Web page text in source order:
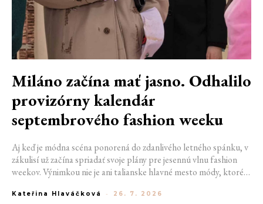
Miláno začína mať jasno. Odhalilo
provizórny kalendár
septembrového fashion weeku
Aj keď je módna scéna ponorená do zdanlivého letného spánku, v
zákulisí už začína spriadať svoje plány pre jesennú vlnu fashion
weekov. Výnimkou nie je ani talianske hlavné mesto módy, ktoré
od 22. do 28. septembra privíta tradičné mená, pozornosť však
Kateřina Hlaváčková - 26. 7. 2026